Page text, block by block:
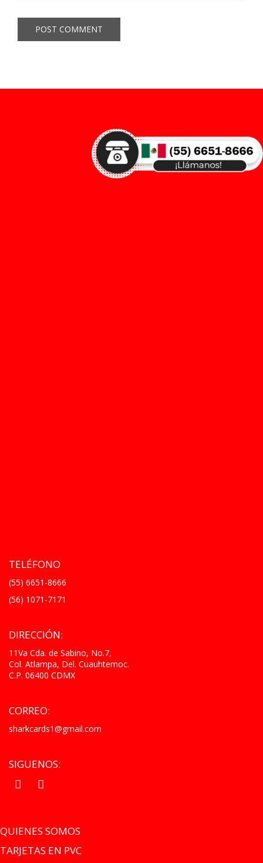
TELÉFONO
(55) 6651-8666
(56) 1071-7171
DIRECCIÓN:
11Va Cda. de Sabino, No.7,
Col. Atlampa, Del. Cuauhtemoc.
C.P. 06400 CDMX
CORREO:
sharkcards1@gmail.com
SIGUENOS:
QUIENES SOMOS
TARJETAS EN PVC